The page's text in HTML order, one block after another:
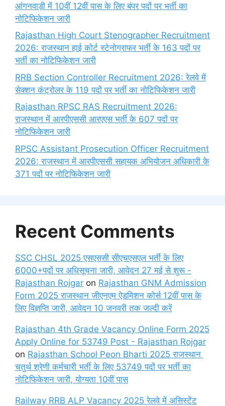
आंगनवाड़ी में 10वीं 12वीं पास के लिए बंपर पदों पर भर्ती का
नोटिफिकेशन जारी
Rajasthan High Court Stenographer Recruitment
2026: राजस्थान हाई कोर्ट स्टेनोग्राफर भर्ती के 163 पदों पर
भर्ती का नोटिफिकेशन जारी
RRB Section Controller Recruitment 2026: रेलवे में
सेक्शन कंट्रोलर के 119 पदों पर भर्ती का नोटिफिकेशन जारी
Rajasthan RPSC RAS Recruitment 2026:
राजस्थान में आरपीएससी आरएएस भर्ती के 607 पदों पर
नोटिफिकेशन जारी
RPSC Assistant Prosecution Officer Recruitment
2026: राजस्थान में आरपीएससी सहायक अभियोजन अधिकारी के
371 पदों पर नोटिफिकेशन जारी
Recent Comments
SSC CHSL 2025 एसएससी सीएचएसएल भर्ती के लिए
6000+पदों पर अधिसूचना जारी, आवेदन 27 मई से शुरू -
Rajasthan Rojgar on Rajasthan GNM Admission
Form 2025 राजस्थान जीएनएम ऐडमिशन कोर्स 12वीं पास के
लिए विज्ञप्ति जारी, आवेदन 10 जनवरी तक जल्दी करें
Rajasthan 4th Grade Vacancy Online Form 2025
Apply Online for 53749 Post - Rajasthan Rojgar
on Rajasthan School Peon Bharti 2025 राजस्थान
चतुर्थ श्रेणी कर्मचारी भर्ती के लिए 53749 पदों पर भर्ती का
नोटिफिकेशन जारी, योग्यता 10वीं पास
Railway RRB ALP Vacancy 2025 रेलवे में असिस्टेंट